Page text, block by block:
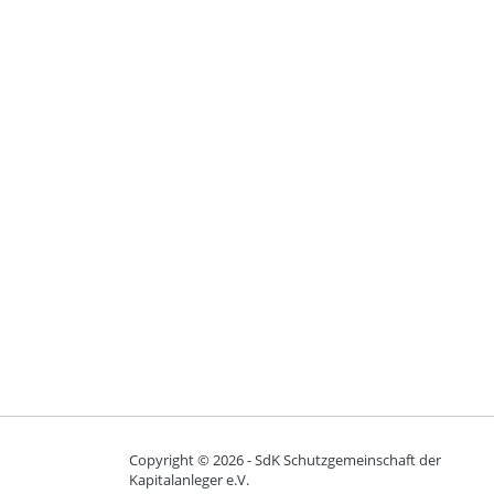
Copyright © 2026 - SdK Schutzgemeinschaft der
Kapitalanleger e.V.